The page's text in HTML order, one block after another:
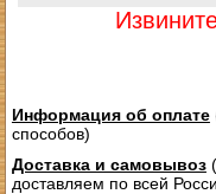
Информация об оплате
способов)
Доставка и самовывоз
доставляем по всей